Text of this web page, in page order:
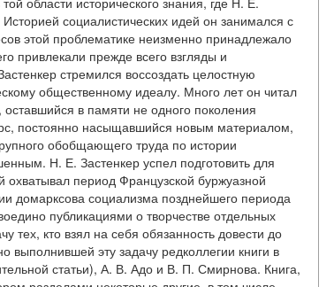
социалистических идей он занимался с
этой проблематике неизменно принадлежало
привлекали прежде всего взгляды и
стремился воссоздать целостную
общественному идеалу. Много лет он читал
в памяти не одного поколения
постоянно насыщавшийся новым материалом,
обобщающего труда по истории
Н. Е. Застенкер успел подготовить для
охватывал период Французской буржуазной
домарксова социализма позднейшего периода
публикациями о творчестве отдельных
тех, кто взял на себя обязанность довести до
выполнившей эту задачу редколлегии книги в
статьи), А. В. Адо и В. П. Смирнова. Книга,